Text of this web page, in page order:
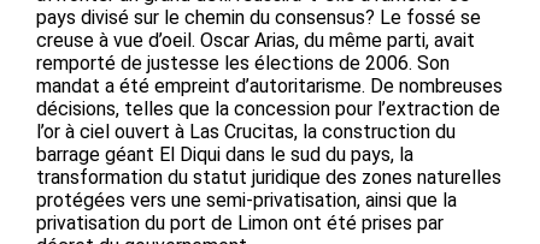
pays divisé sur le chemin du consensus? Le fossé se
creuse à vue d’oeil. Oscar Arias, du même parti, avait
remporté de justesse les élections de 2006. Son
mandat a été empreint d’autoritarisme. De nombreuses
décisions, telles que la concession pour l’extraction de
l’or à ciel ouvert à Las Crucitas, la construction du
barrage géant El Diqui dans le sud du pays, la
transformation du statut juridique des zones naturelles
protégées vers une semi-privatisation, ainsi que la
privatisation du port de Limon ont été prises par